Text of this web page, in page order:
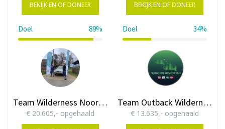
BEKIJK EN OF DONEER
Doel 89%
89%
BEKIJK EN OF DONEER
Doel 34%
34%
Team Wilderness Noordkaap 2024
€ 20.605,- opgehaald
Team Outback Wilderness
€ 13.635,- opgehaald